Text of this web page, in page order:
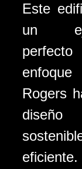
Este
un
Rogers
diseño
eficiente.